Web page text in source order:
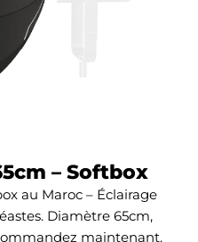
– Softbox
au Maroc – Éclairage
Diamètre 65cm,
maintenant.